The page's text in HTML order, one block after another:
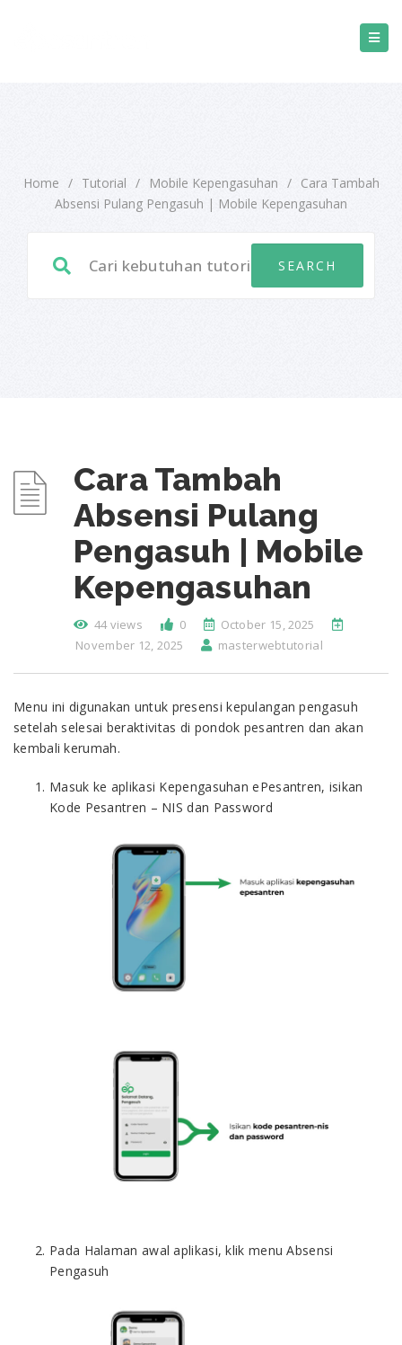
Home / Tutorial / Mobile Kepengasuhan /
Cara Tambah
Absensi Pulang Pengasuh | Mobile Kepengasuhan
Cara Tambah
Absensi Pulang
Pengasuh | Mobile
Kepengasuhan
44 views 0
October 15, 2025
November 12, 2025
masterwebtutorial
Menu ini digunakan untuk presensi kepulangan pengasuh
setelah selesai beraktivitas di pondok pesantren dan akan
kembali kerumah.
Masuk ke aplikasi Kepengasuhan ePesantren, isikan
Kode Pesantren – NIS dan Password
Pada Halaman awal aplikasi, klik menu Absensi
Pengasuh